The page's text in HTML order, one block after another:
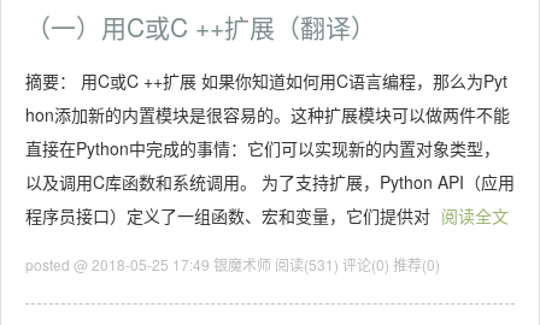
（一）用C或C ++扩展（翻译）
摘要： 用C或C ++扩展 如果你知道如何用C语言编程，那么为Pyt
hon添加新的内置模块是很容易的。这种扩展模块可以做两件不能
直接在Python中完成的事情：它们可以实现新的内置对象类型，
以及调用C库函数和系统调用。 为了支持扩展，Python API（应用
程序员接口）定义了一组函数、宏和变量，它们提供对 阅读全文
posted @ 2018-05-25 17:49 银魔术师 阅读(531) 评论(0) 推荐(0)